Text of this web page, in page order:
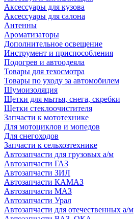
Аксессуары для кузова
Аксессуары для салона
Антенны
Ароматизаторы
Дополнительное освещение
Инструмент и приспособления
Подогрев и автоодеяла
Товары для техосмотра
Товары по уходу за автомобилем
Шумоизоляция
Щетки для мытья, снега, скребки
Щетки стеклоочистителя
Запчасти к мототехнике
Для мотоциклов и мопедов
Для снегоходов
Запчасти к сельхозтехнике
Автозапчасти для грузовых а/м
Автозапчасти ГАЗ
Автозапчасти ЗИЛ
Автозапчасти КАМАЗ
Автозапчасти МАЗ
Автозапчасти Урал
Автозапчасти для отечественных а/м